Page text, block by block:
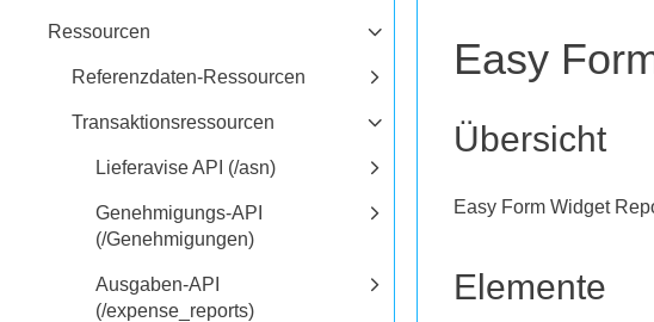
Easy
Übersicht
Easy Form Widget
Elemente
Ressourcen
Referenzdaten-Ressourcen
Transaktionsressourcen
Lieferavise API (/asn)
Genehmigungs-API
(/Genehmigungen)
Ausgaben-API
(/expense_reports)